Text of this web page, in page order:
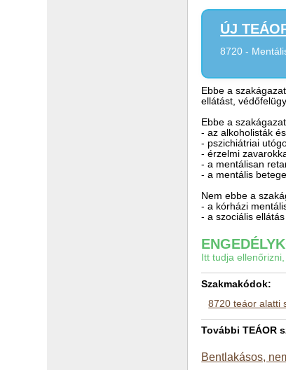
ÚJ
8720 -
Ebbe a
ellátást,
Ebbe a
- az alkoholisták
- pszichiátriai
- érzelmi
- a mentálisan
- a mentális
Nem ebbe a
- a kórházi
- a szociális
Itt tudja
Szakmakódok:
8720 teáor alatti
További TEÁOR
Bentlakásos,